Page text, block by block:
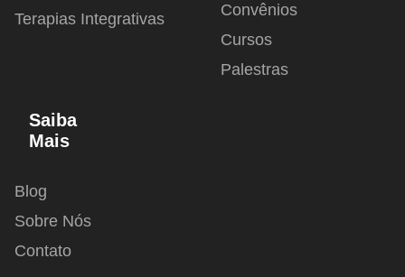
Terapias Integrativas
Convênios
Cursos
Palestras
Saiba
Mais
Blog
Sobre Nós
Contato